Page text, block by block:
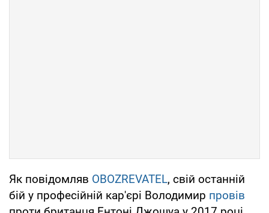
Як повідомляв OBOZREVATEL, свій останній
бій у професійній кар'єрі Володимир провів